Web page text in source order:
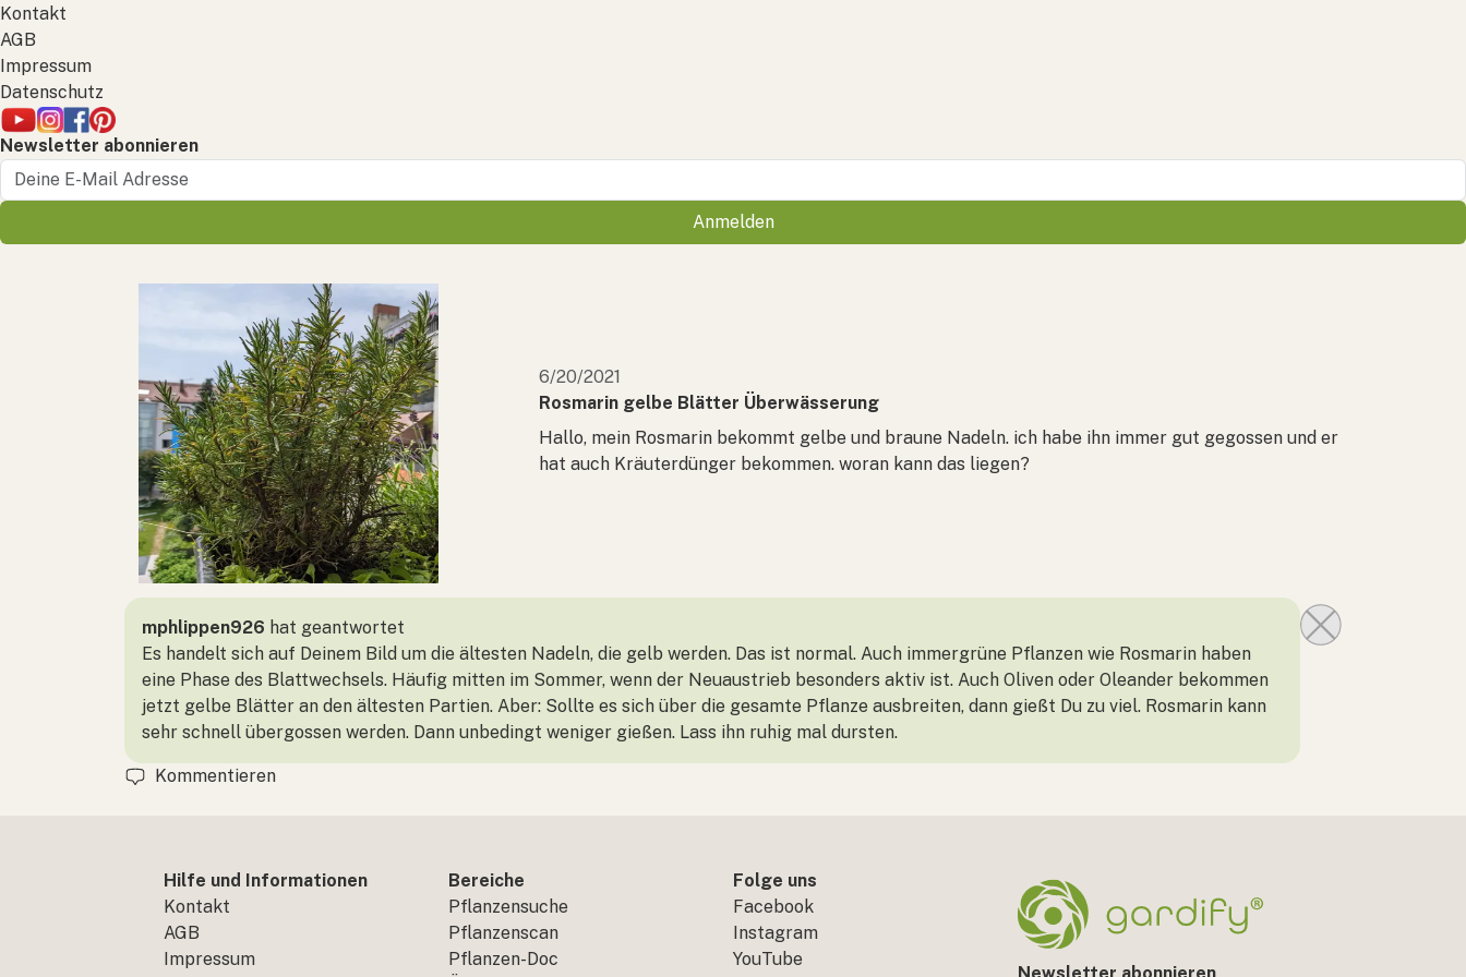
Kontakt
AGB
Impressum
Datenschutz
Newsletter abonnieren
Anmelden
6/20/2021
Rosmarin gelbe Blätter Überwässerung
Hallo, mein Rosmarin bekommt gelbe und braune Nadeln. ich habe ihn immer gut gegossen und er
hat auch Kräuterdünger bekommen. woran kann das liegen?
mphlippen926 hat geantwortet
Es handelt sich auf Deinem Bild um die ältesten Nadeln, die gelb werden. Das ist normal. Auch immergrüne Pflanzen wie Rosmarin haben
eine Phase des Blattwechsels. Häufig mitten im Sommer, wenn der Neuaustrieb besonders aktiv ist. Auch Oliven oder Oleander bekommen
jetzt gelbe Blätter an den ältesten Partien. Aber: Sollte es sich über die gesamte Pflanze ausbreiten, dann gießt Du zu viel. Rosmarin kann
sehr schnell übergossen werden. Dann unbedingt weniger gießen. Lass ihn ruhig mal dursten.
Kommentieren
Hilfe und Informationen
Kontakt
AGB
Impressum
Bereiche
Pflanzensuche
Pflanzenscan
Pflanzen-Doc
Folge uns
Facebook
Instagram
YouTube